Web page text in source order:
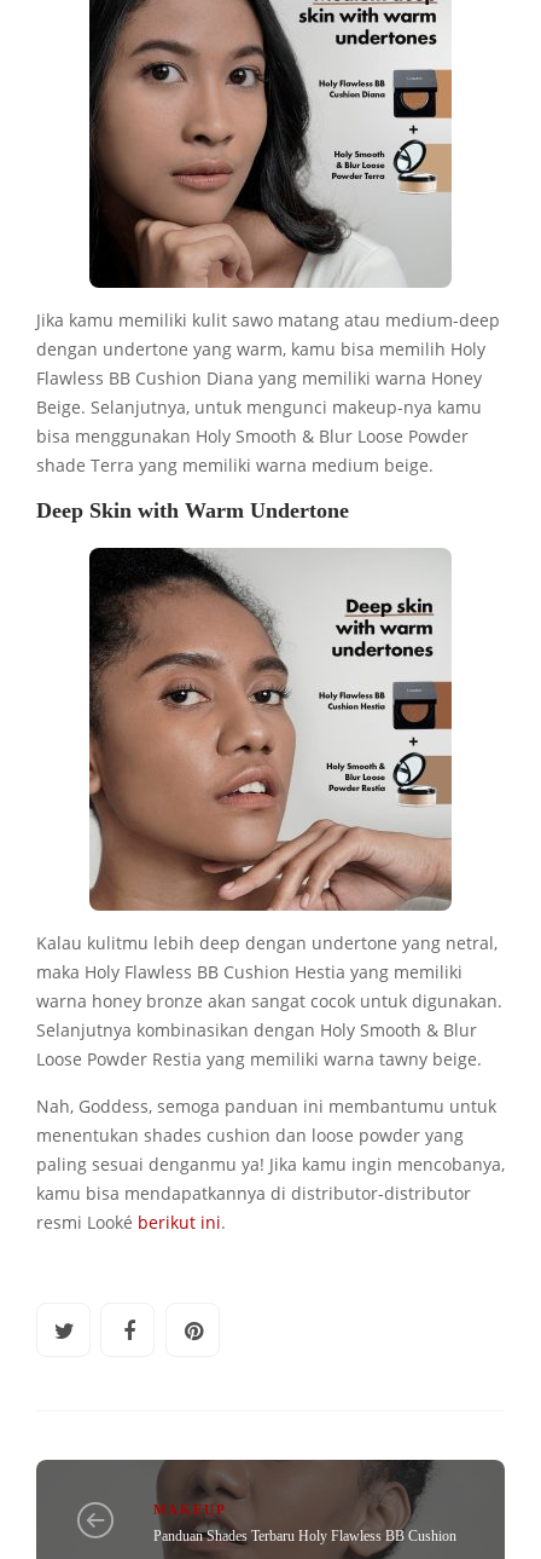
Jika kamu memiliki kulit sawo matang atau medium-deep
dengan undertone yang warm, kamu bisa memilih Holy
Flawless BB Cushion Diana yang memiliki warna Honey
Beige. Selanjutnya, untuk mengunci makeup-nya kamu
bisa menggunakan Holy Smooth & Blur Loose Powder
shade Terra yang memiliki warna medium beige.
Deep Skin with Warm Undertone
Kalau kulitmu lebih deep dengan undertone yang netral,
maka Holy Flawless BB Cushion Hestia yang memiliki
warna honey bronze akan sangat cocok untuk digunakan.
Selanjutnya kombinasikan dengan Holy Smooth & Blur
Loose Powder Restia yang memiliki warna tawny beige.
Nah, Goddess, semoga panduan ini membantumu untuk
menentukan shades cushion dan loose powder yang
paling sesuai denganmu ya! Jika kamu ingin mencobanya,
kamu bisa mendapatkannya di distributor-distributor
resmi Looké berikut ini.
MAKEUP
Panduan Shades Terbaru Holy Flawless BB Cushion